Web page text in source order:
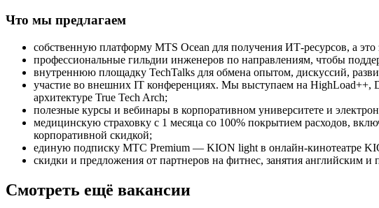
Что мы предлагаем
собственную платформу MTS Ocean для получения ИТ-ресурсов, а
профессиональные гильдии инженеров по направлениям, чтобы
внутреннюю площадку TechTalks для обмена опытом, дискуссий,
участие во внешних IT конференциях. Мы выступаем на HighLoad++,
архитектуре True Tech Arch;
полезные курсы и вебинары в корпоративном университете и
медицинскую страховку с 1 месяца со 100% покрытием расходов,
корпоративной скидкой;
единую подписку МТС Premium — KION light в онлайн-кинотеатре
скидки и предложения от партнеров на фитнес, занятия английским и
Смотреть ещё вакансии